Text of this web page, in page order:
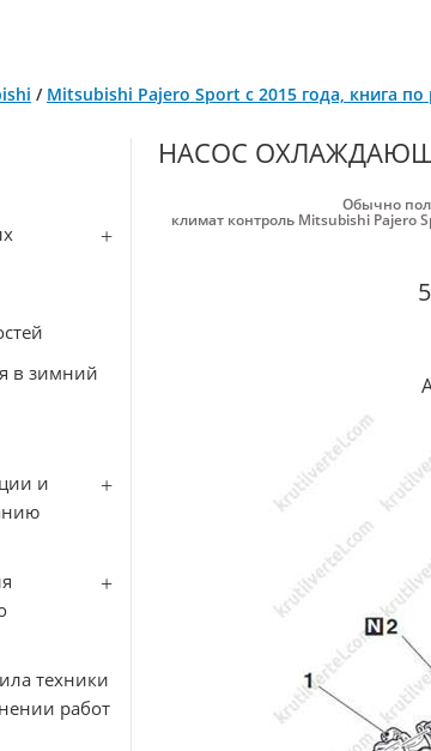
/ Mitsubishi Pajero Sport с 2015 года, книга
в зимний
и
техники
работ
НАСОС
Обычно
климат контроль Mitsubishi Pajero